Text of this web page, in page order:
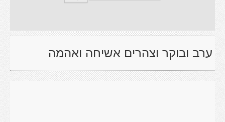
ערב ובוקר וצהרים אשיחה ואהמה